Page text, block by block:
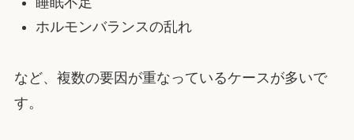
ホルモンバランスの乱れ
など、複数の要因が重なっているケースが多いで
す。